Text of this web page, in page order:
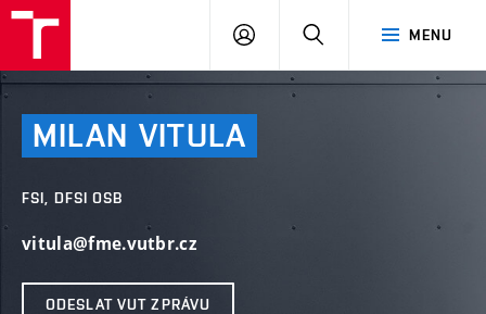
MENU
PŘIHLÁSIT
MILAN VITULA
FSI, DFSI OSB
vitula@fme.vutbr.cz
ODESLAT VUT ZPRÁVU